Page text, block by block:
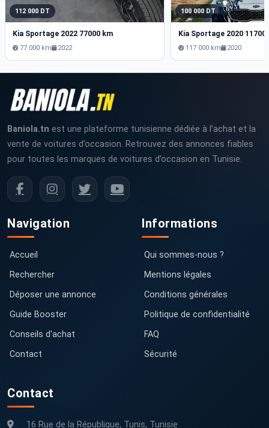
112 000 DT
Kia Sportage 2022 77000 km
77 000 km 2022
100 000 DT
Kia Sportage 2020
117 000 km 2020
Baniola.tn est une plateforme tunisienne dédiée à l’achat et la
vente de voitures d’occasion. Retrouvez des annonces fiables
pour toutes les marques de voitures d’occasion en Tunisie.
Navigation
Accueil
Rechercher
Déposer une annonce
Guide Booster
Conseils d'achat
Contact
Informations
Qui sommes-nous ?
Mentions légales
Conditions générales
Politique de confidentialité
FAQ
Sécurité
Contact
16 Rue de la République, Tunis, Tunisie